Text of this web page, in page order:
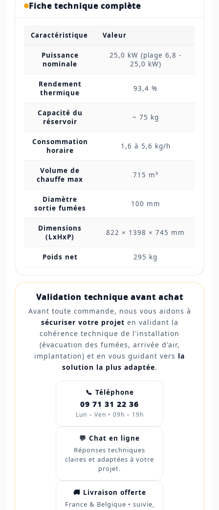
Fiche technique complète
Caractéristique Valeur
Puissance
nominale
25,0 kW (plage 6,8 -
25,0 kW)
Rendement
thermique
93,4 %
Capacité du
réservoir
~ 75 kg
Consommation
horaire
1,6 à 5,6 kg/h
Volume de
chauffe max
715 m³
Diamètre
sortie fumées
100 mm
Dimensions
(LxHxP)
822 × 1398 × 745 mm
Poids net 295 kg
Validation technique avant achat
Avant toute commande, nous vous aidons à
sécuriser votre projet en validant la
cohérence technique de l'installation
(évacuation des fumées, arrivée d'air,
implantation) et en vous guidant vers la
solution la plus adaptée.
📞 Téléphone
09 71 31 22 36
Lun – Ven • 09h – 19h
💬 Chat en ligne
Réponses techniques
claires et adaptées à votre
projet.
🚚 Livraison offerte
France & Belgique • suivie,